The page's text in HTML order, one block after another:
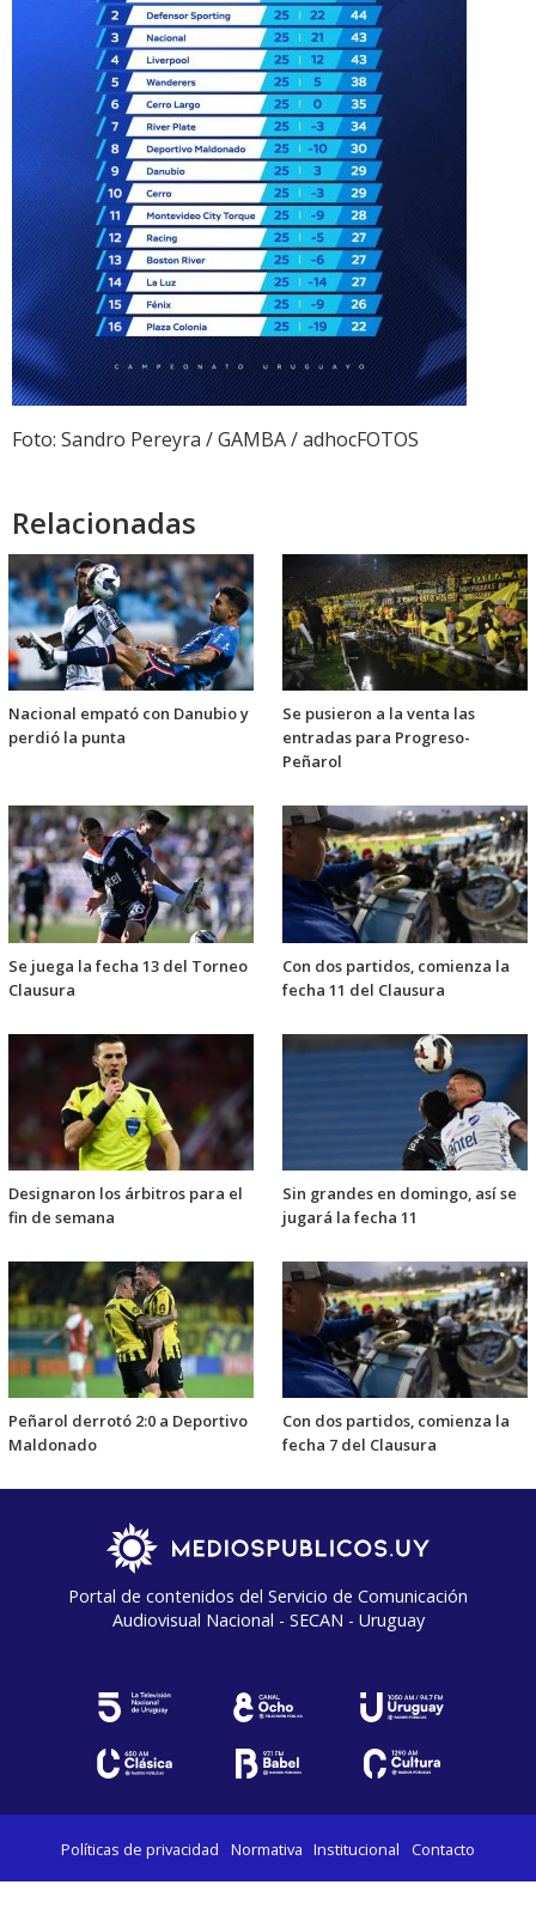
Foto: Sandro Pereyra / GAMBA / adhocFOTOS
Relacionadas
Nacional empató con Danubio y
perdió la punta
Se pusieron a la venta las
entradas para Progreso-
Peñarol
Se juega la fecha 13 del Torneo
Clausura
Con dos partidos, comienza la
fecha 11 del Clausura
Designaron los árbitros para el
fin de semana
Sin grandes en domingo, así se
jugará la fecha 11
Peñarol derrotó 2:0 a Deportivo
Maldonado
Con dos partidos, comienza la
fecha 7 del Clausura
Portal de contenidos del Servicio de Comunicación
Audiovisual Nacional - SECAN - Uruguay
Políticas de privacidad Normativa Institucional Contacto